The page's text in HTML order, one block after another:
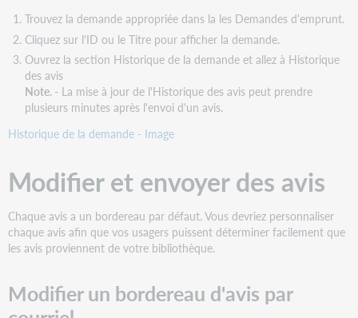
Trouvez la demande appropriée dans la les Demandes d'emprunt.
Cliquez sur l'ID ou le Titre pour afficher la demande.
Ouvrez la section Historique de la demande et allez à Historique
des avis
Note. -La mise à jour de l'Historique des avis peut prendre
plusieurs minutes après l'envoi d'un avis.
Historique de la demande - Image
Modifier et envoyer des avis
Chaque avis a un bordereau par défaut. Vous devriez personnaliser
chaque avis afin que vos usagers puissent déterminer facilement que
les avis proviennent de votre bibliothèque.
Modifier un bordereau d'avis par